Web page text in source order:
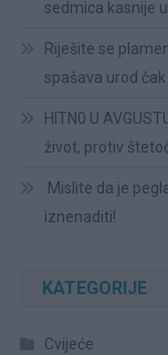
sedmica kasnije
Riješite se
spašava urod
HITN0 U
život, protiv
Mislite da je
iznenaditi!
KATEGORIJE
Cvijeće